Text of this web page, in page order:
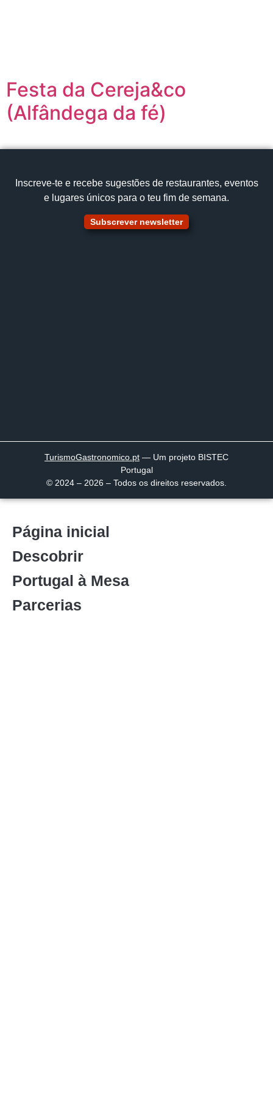
Festa da Cereja&co
(Alfândega da fé)
Inscreve‑te e recebe sugestões de restaurantes, eventos
e lugares únicos para o teu fim de semana.
Subscrever newsletter
TurismoGastronomico .pt — Um projeto BISTEC
Portugal
© 2024 – 2026 – Todos os direitos reservados.
Página inicial
Descobrir
Portugal à Mesa
Parcerias